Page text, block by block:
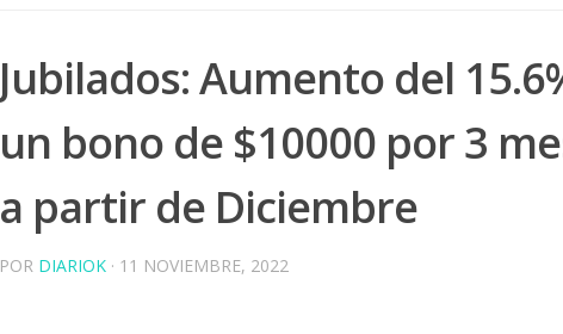
Jubilados: Aumento del
un bono de $10000 por 3
a partir de Diciembre
POR DIARIOK · 11 NOVIEMBRE, 2022